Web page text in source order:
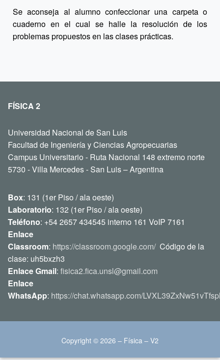
Se aconseja al alumno confeccionar una carpeta o
cuaderno en el cual se halle la resolución de los
problemas propuestos en las clases prácticas.
FÍSICA 2
Universidad Nacional de San Luis
Facultad de Ingeniería y Ciencias Agropecuarias
Campus Universitario - Ruta Nacional 148 extremo norte
5730 - Villa Mercedes - San Luis – Argentina
Box: 131 (1er Piso / ala oeste)
Laboratorio: 132 (1er Piso / ala oeste)
Teléfono: +54 2657 434545 interno 161 VoIP 7161
Enlace
Classroom: https://classroom.google.com/Código de la
clase: uh5bxzh3
Enlace Gmail: fisica2.fica.unsl@gmail.com
Enlace
WhatsApp: https://chat.whatsapp.com/
Copyright © 2026 – Física – V2